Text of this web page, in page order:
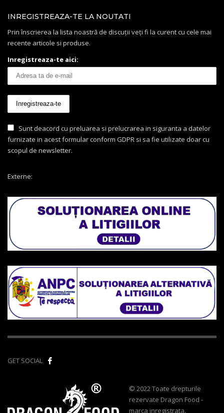
INREGISTREAZA-TE LA NOUTATI
Prin înscrierea la lista noastră de discuții veți fi la curent cu cele mai
recente articole si produse.
Inregistreaza-te aici:
Sunt deacord cu preluarea si prelucrarea in siguranta a datelor
furnizate in acest formular conform GDPR si sa fie utilizate doar cu
scopul de newsletter.
Externe:
GET SOCIAL
© 2022 Toate drepturile
rezervate Dragon Food -
marca inregistrata.